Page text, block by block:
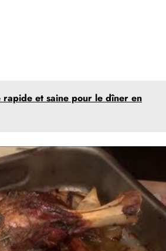
et saine pour le dîner en